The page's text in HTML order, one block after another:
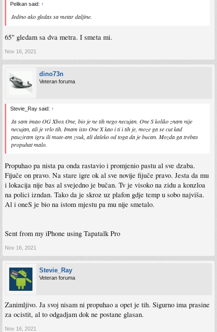
Pelikan said: ↑
Jedino ako gledas sa metar daljine.
65" gledam sa dva metra. I smeta mi.
Nov 16, 2021
dino73n
Veteran foruma
Stevie_Ray said: ↑
Ja sam imao OG Xbox One, bio je ne tih nego necujan. One S koliko znam nije
necujan, ali je vrlo tih. Imam isto One X kao i ti i tih je, moze ga se cut kad
pauziram igru ili mute-am zvuk, ali daleko od toga da je bucan. Mozda ga trebas
propuhat malo.
Propuhao pa nista pa onda rastavio i promjenio pastu al sve dzaba.
Fijuče on pravo. Na stare igre ok al sve novije fijuče pravo. Jesta da mu
i lokacija nije bas al svejedno je bučan. Tv je visoko na zidu a konzloa
na polici izndan. Tako da je skroz uz plafon gdje temp u sobo najviša.
Al i oneS je bio na istom mjestu pa mu nije smetalo.
Sent from my iPhone using Tapatalk Pro
Nov 16, 2021
Stevie_Ray
Veteran foruma
Zanimljivo. Ja svoj nisam ni propuhao a opet je tih. Sigurno ima prasine
za ocistit, al to odgadjam dok ne postane glasan.
Nov 16, 2021